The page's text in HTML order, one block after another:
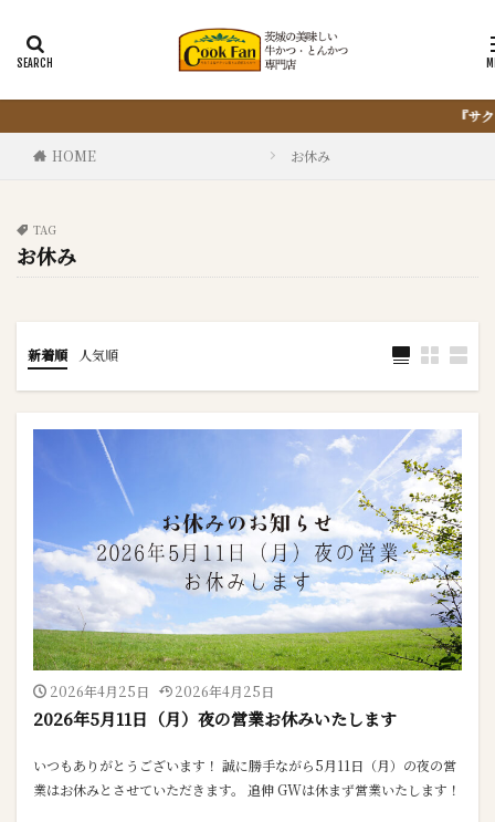
『サクッと楽ちん冷凍とんかつ』は、仕込まない・揚げない・油
HOME お休み
TAG
お休み
新着順 人気順
2026年4月25日 2026年4月25日
2026年5月11日（月）夜の営業お休みいたします
いつもありがとうございます！ 誠に勝手ながら5月11日（月）の夜の営
業はお休みとさせていただきます。 追伸 GWは休まず営業いたします！